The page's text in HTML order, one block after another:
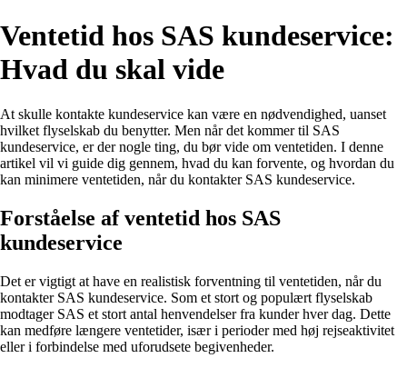
Ventetid hos SAS kundeservice:
Hvad du skal vide
At skulle kontakte kundeservice kan være en nødvendighed, uanset
hvilket flyselskab du benytter. Men når det kommer til SAS
kundeservice, er der nogle ting, du bør vide om ventetiden. I denne
artikel vil vi guide dig gennem, hvad du kan forvente, og hvordan du
kan minimere ventetiden, når du kontakter SAS kundeservice.
Forståelse af ventetid hos SAS
kundeservice
Det er vigtigt at have en realistisk forventning til ventetiden, når du
kontakter SAS kundeservice. Som et stort og populært flyselskab
modtager SAS et stort antal henvendelser fra kunder hver dag. Dette
kan medføre længere ventetider, især i perioder med høj rejseaktivitet
eller i forbindelse med uforudsete begivenheder.